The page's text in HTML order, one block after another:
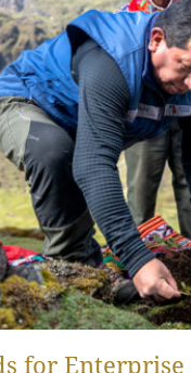
for Enterprise